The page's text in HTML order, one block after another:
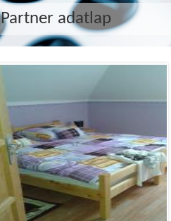
Partner adatlap